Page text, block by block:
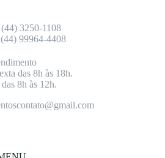
4) 3250-1108
4) 99964-4408
das 8h às 18h.
8h às 12h.